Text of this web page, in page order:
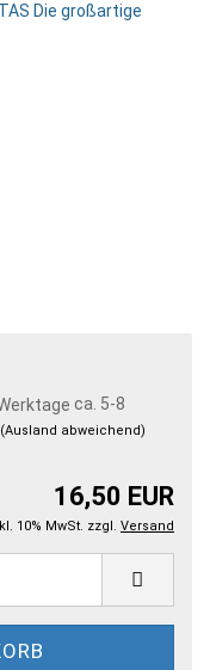
ca. 5-8
(Ausland abweichend)
16,50 EUR
10% MwSt. zzgl. Versand